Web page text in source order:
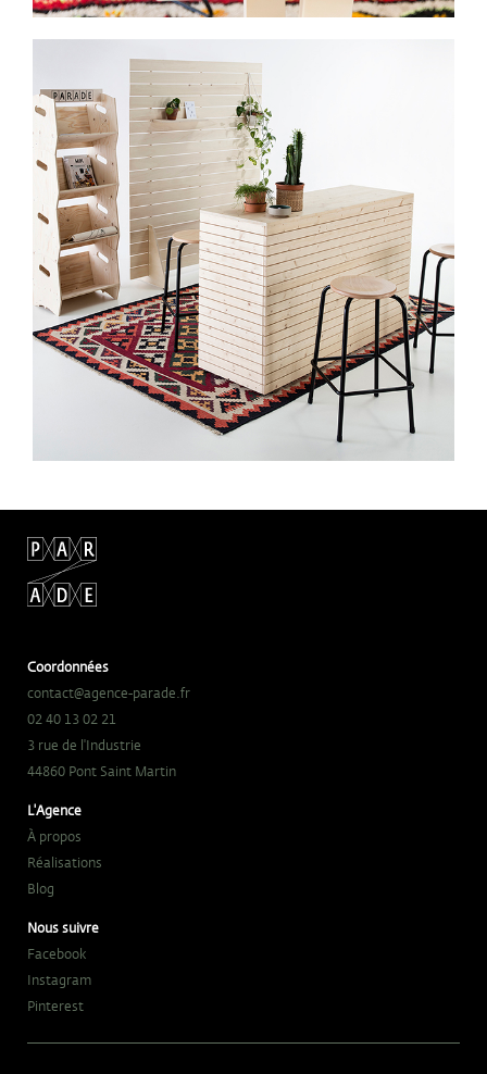
Coordonnées
contact@agence-parade.fr
02 40 13 02 21
3 rue de l'Industrie
44860 Pont Saint Martin
L'Agence
À propos
Réalisations
Blog
Nous suivre
Facebook
Instagram
Pinterest